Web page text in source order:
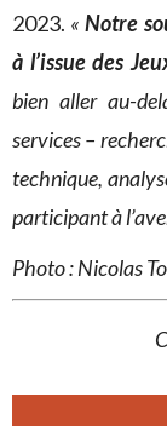
2023. «Notre
à l’issue des
bien aller au-
services –
technique,
participant à
Photo : Nicolas